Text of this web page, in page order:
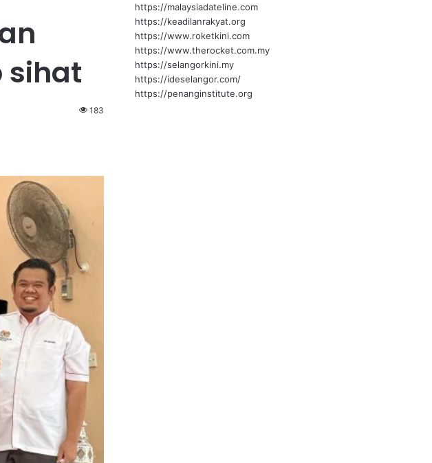
sihat
183
https://malaysiadateline.com
https://keadilanrakyat.org
https://www.roketkini.com
https://www.therocket.com.my
https://selangorkini.my
https://ideselangor.com/
https://penanginstitute.org